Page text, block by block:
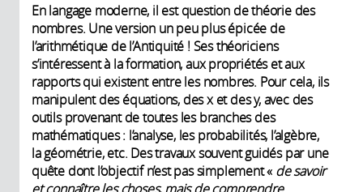
En langage moderne, il est question de théorie des
nombres. Une version un peu plus épicée de
l’arithmétique de l’Antiquité ! Ses théoriciens
s’intéressent à la formation, aux propriétés et aux
rapports qui existent entre les nombres. Pour cela, ils
manipulent des équations, des x et des y, avec des
outils provenant de toutes les branches des
mathématiques : l’analyse, les probabilités, l’algèbre,
la géométrie, etc. Des travaux souvent guidés par une
quête dont l’objectif n’est pas simplement « de savoir